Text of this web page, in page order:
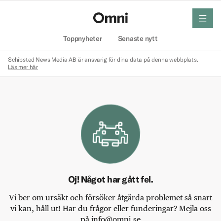
Toppnyheter Senaste nytt
meny
Schibsted News Media AB är ansvarig för dina data på denna webbplats.
Läs mer här
Oj! Något har gått fel.
Vi ber om ursäkt och försöker åtgärda problemet så snart
vi kan, håll ut! Har du frågor eller funderingar? Mejla oss